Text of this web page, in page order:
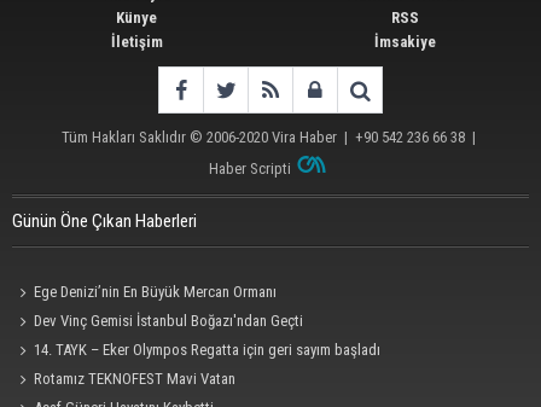
Künye
İletişim
RSS
İmsakiye
Tüm Hakları Saklıdır © 2006-2020 Vira Haber | +90 542 236 66 38 |
Haber Scripti
Günün Öne Çıkan Haberleri
Ege Denizi’nin En Büyük Mercan Ormanı
Dev Vinç Gemisi İstanbul Boğazı'ndan Geçti
14. TAYK – Eker Olympos Regatta için geri sayım başladı
Rotamız TEKNOFEST Mavi Vatan